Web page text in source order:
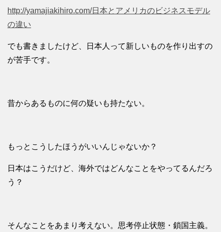
http://yamajiakihiro.com/日本とアメリカのビジネスモデル
の違い
でも書きましたけど、日本人って新しいものを作り出すの
が苦手です。
昔からあるものに何の疑いも持たない。
もっとこうしたほうがいいんじゃないか？
日本はこうだけど、海外ではどんなことをやってるんだろ
う？
そんなことをあまり考えない。思考停止状態・鎖国主義。